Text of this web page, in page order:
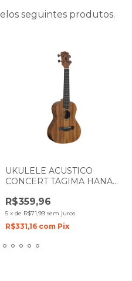
seguintes produtos.
UKULELE ACUSTICO
CONCERT TAGIMA HANA
NATURAL SATIN
R$359,96
5 x de R$71,99 sem juros
R$331,16 com Pix